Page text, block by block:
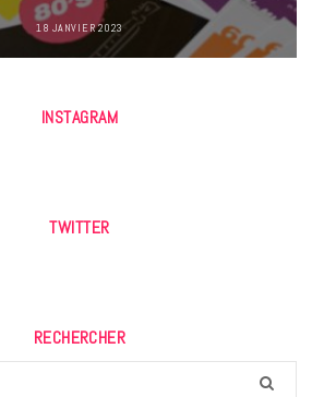
18 JANVIER 2023
INSTAGRAM
TWITTER
RECHERCHER